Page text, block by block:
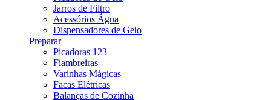
Jarros de Filtro
Acessórios Água
Dispensadores de Gelo
Preparar
Picadoras 123
Fiambreiras
Varinhas Mágicas
Facas Elétricas
Balanças de Cozinha